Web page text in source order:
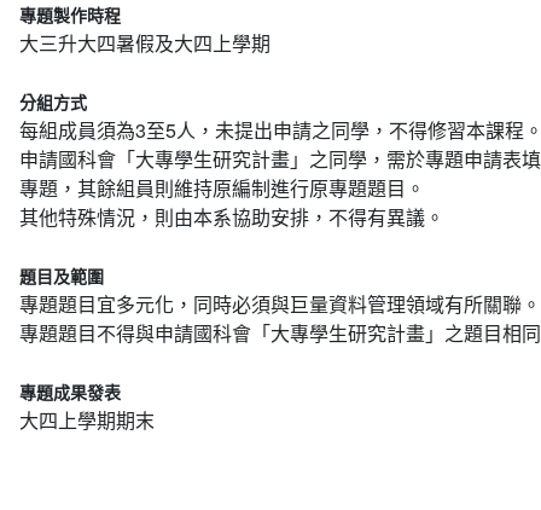
專題製作時程
大三升大四暑假及大四上學期
分組方式
每組成員須為3至5人，未提出申請之同學，不得修習本課程
申請國科會「大專學生研究計畫」之同學，需於專題申請表
專題，其餘組員則維持原編制進行原專題題目。
其他特殊情況，則由本系協助安排，不得有異議。
題目及範圍
專題題目宜多元化，同時必須與巨量資料管理領域有所關聯。
專題題目不得與申請國科會「大專學生研究計畫」之題目相
專題成果發表
大四上學期期末